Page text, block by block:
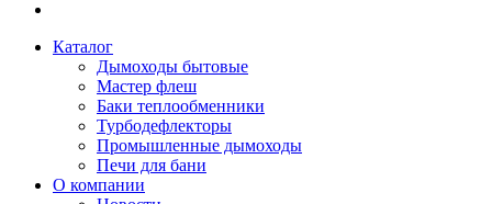
Каталог
Дымоходы бытовые
Мастер флеш
Баки теплообменники
Турбодефлекторы
Промышленные дымоходы
Печи для бани
О компании